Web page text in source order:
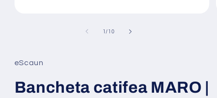
fereastră
modală
1 /din
10
eScaun
Bancheta catifea MARO |